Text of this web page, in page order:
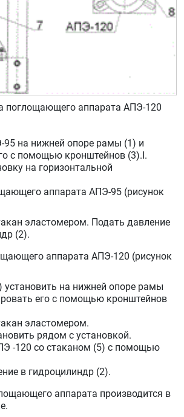
поглощающего аппарата АПЭ-120
95 на нижней опоре рамы (1) и
с помощью кронштейнов (3).I.
на горизонтальной
аппарата АПЭ-95 (рисунок
эластомером. Подать давление
(2).
аппарата АПЭ-120 (рисунок
установить на нижней опоре рамы
его с помощью кронштейнов
эластомером.
рядом с установкой.
-120 со стаканом (5) с помощью
в гидроцилиндр (2).
аппарата производится в